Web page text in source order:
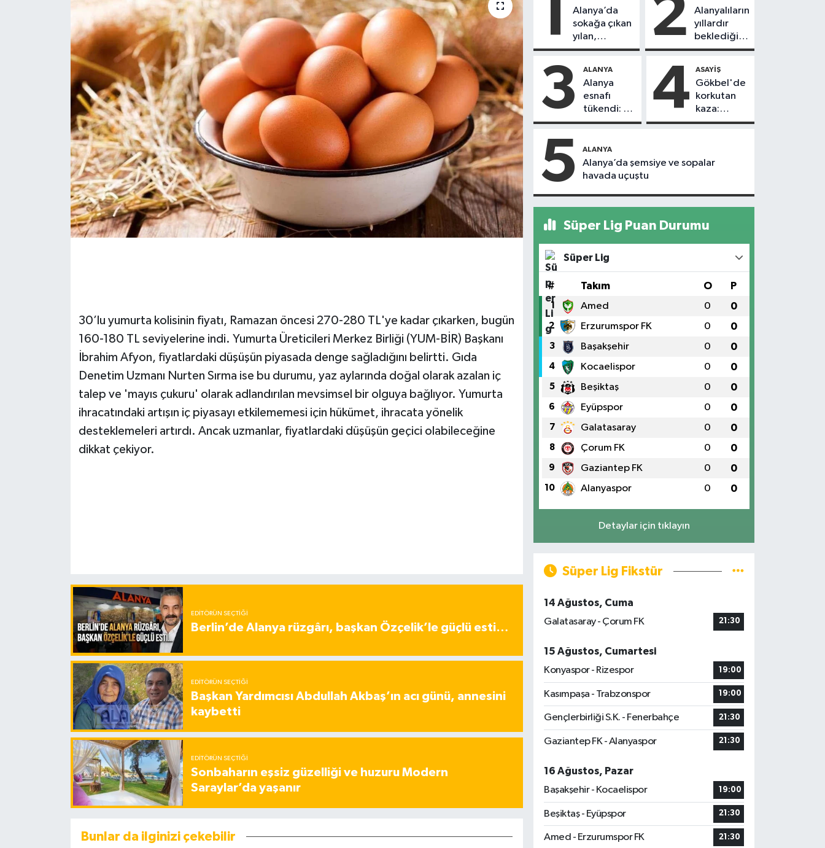
30’lu yumurta kolisinin fiyatı, Ramazan öncesi 270-280 TL'ye kadar çıkarken, bugün
160-180 TL seviyelerine indi. Yumurta Üreticileri Merkez Birliği (YUM-BİR) Başkanı
İbrahim Afyon, fiyatlardaki düşüşün piyasada denge sağladığını belirtti. Gıda
Denetim Uzmanı Nurten Sırma ise bu durumu, yaz aylarında doğal olarak azalan iç
talep ve 'mayıs çukuru' olarak adlandırılan mevsimsel bir olguya bağlıyor. Yumurta
ihracatındaki artışın iç piyasayı etkilememesi için hükümet, ihracata yönelik
desteklemeleri artırdı. Ancak uzmanlar, fiyatlardaki düşüşün geçici olabileceğine
dikkat çekiyor.
EDITÖRÜN SEÇTIĞI
Berlin’de Alanya rüzgârı, başkan Özçelik’le güçlü esti…
EDITÖRÜN SEÇTIĞI
Başkan Yardımcısı Abdullah Akbaş’ın acı günü, annesini
kaybetti
EDITÖRÜN SEÇTIĞI
Sonbaharın eşsiz güzelliği ve huzuru Modern
Saraylar’da yaşanır
Bunlar da ilginizi çekebilir
1
Alanya’da
sokağa çıkan
yılan,
vatandaşı
2
Alanyalıların
yıllardır
beklediği
yol askıdan
3 ALANYA
Alanya
esnafı
tükendi: 1
ayda 150
kapandı
4 ASAYIŞ
Gökbel'de
korkutan
kaza:
Başkanın
çarptı
5 ALANYA
Alanya’da şemsiye ve sopalar
havada uçuştu
Süper Lig Puan Durumu
Süper Lig
# Takım O P
1 Amed 0 0
2 Erzurumspor FK 0 0
3 Başakşehir 0 0
4 Kocaelispor 0 0
5 Beşiktaş 0 0
6 Eyüpspor 0 0
7 Galatasaray 0 0
8 Çorum FK 0 0
9 Gaziantep FK 0 0
10 Alanyaspor 0 0
Detaylar için tıklayın
Süper Lig Fikstür
14 Ağustos, Cuma
Galatasaray - Çorum FK
21:30
15 Ağustos, Cumartesi
Konyaspor - Rizespor
19:00
Kasımpaşa - Trabzonspor 19:00
Gençlerbirliği S.K. - Fenerbahçe 21:30
Gaziantep FK - Alanyaspor 21:30
16 Ağustos, Pazar
Başakşehir - Kocaelispor
19:00
Beşiktaş - Eyüpspor 21:30
Amed - Erzurumspor FK 21:30